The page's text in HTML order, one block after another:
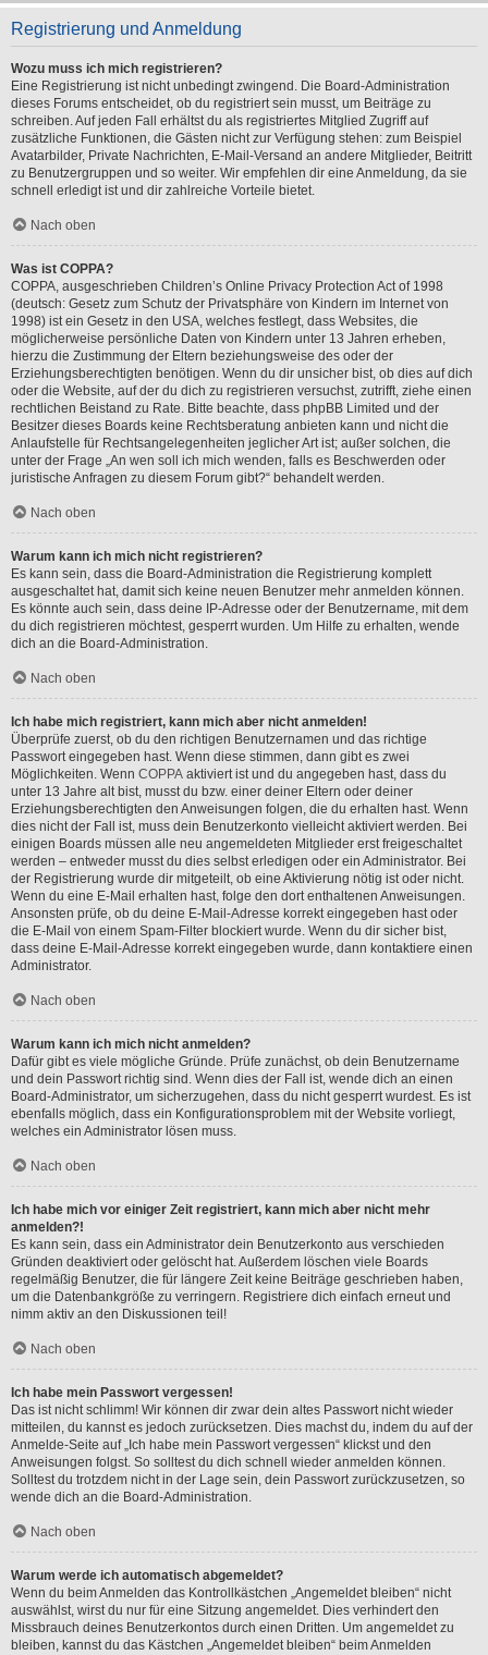
Registrierung und Anmeldung
Wozu muss ich mich registrieren?
Eine Registrierung ist nicht unbedingt zwingend. Die Board-Administration
dieses Forums entscheidet, ob du registriert sein musst, um Beiträge zu
schreiben. Auf jeden Fall erhältst du als registriertes Mitglied Zugriff auf
zusätzliche Funktionen, die Gästen nicht zur Verfügung stehen: zum Beispiel
Avatarbilder, Private Nachrichten, E-Mail-Versand an andere Mitglieder, Beitritt
zu Benutzergruppen und so weiter. Wir empfehlen dir eine Anmeldung, da sie
schnell erledigt ist und dir zahlreiche Vorteile bietet.
Nach oben
Was ist COPPA?
COPPA, ausgeschrieben Children’s Online Privacy Protection Act of 1998
(deutsch: Gesetz zum Schutz der Privatsphäre von Kindern im Internet von
1998) ist ein Gesetz in den USA, welches festlegt, dass Websites, die
möglicherweise persönliche Daten von Kindern unter 13 Jahren erheben,
hierzu die Zustimmung der Eltern beziehungsweise des oder der
Erziehungsberechtigten benötigen. Wenn du dir unsicher bist, ob dies auf dich
oder die Website, auf der du dich zu registrieren versuchst, zutrifft, ziehe einen
rechtlichen Beistand zu Rate. Bitte beachte, dass phpBB Limited und der
Besitzer dieses Boards keine Rechtsberatung anbieten kann und nicht die
Anlaufstelle für Rechtsangelegenheiten jeglicher Art ist; außer solchen, die
unter der Frage „An wen soll ich mich wenden, falls es Beschwerden oder
juristische Anfragen zu diesem Forum gibt?“ behandelt werden.
Nach oben
Warum kann ich mich nicht registrieren?
Es kann sein, dass die Board-Administration die Registrierung komplett
ausgeschaltet hat, damit sich keine neuen Benutzer mehr anmelden können.
Es könnte auch sein, dass deine IP-Adresse oder der Benutzername, mit dem
du dich registrieren möchtest, gesperrt wurden. Um Hilfe zu erhalten, wende
dich an die Board-Administration.
Nach oben
Ich habe mich registriert, kann mich aber nicht anmelden!
Überprüfe zuerst, ob du den richtigen Benutzernamen und das richtige
Passwort eingegeben hast. Wenn diese stimmen, dann gibt es zwei
Möglichkeiten. Wenn COPPA aktiviert ist und du angegeben hast, dass du
unter 13 Jahre alt bist, musst du bzw. einer deiner Eltern oder deiner
Erziehungsberechtigten den Anweisungen folgen, die du erhalten hast. Wenn
dies nicht der Fall ist, muss dein Benutzerkonto vielleicht aktiviert werden. Bei
einigen Boards müssen alle neu angemeldeten Mitglieder erst freigeschaltet
werden – entweder musst du dies selbst erledigen oder ein Administrator. Bei
der Registrierung wurde dir mitgeteilt, ob eine Aktivierung nötig ist oder nicht.
Wenn du eine E-Mail erhalten hast, folge den dort enthaltenen Anweisungen.
Ansonsten prüfe, ob du deine E-Mail-Adresse korrekt eingegeben hast oder
die E-Mail von einem Spam-Filter blockiert wurde. Wenn du dir sicher bist,
dass deine E-Mail-Adresse korrekt eingegeben wurde, dann kontaktiere einen
Administrator.
Nach oben
Warum kann ich mich nicht anmelden?
Dafür gibt es viele mögliche Gründe. Prüfe zunächst, ob dein Benutzername
und dein Passwort richtig sind. Wenn dies der Fall ist, wende dich an einen
Board-Administrator, um sicherzugehen, dass du nicht gesperrt wurdest. Es ist
ebenfalls möglich, dass ein Konfigurationsproblem mit der Website vorliegt,
welches ein Administrator lösen muss.
Nach oben
Ich habe mich vor einiger Zeit registriert, kann mich aber nicht mehr
anmelden?!
Es kann sein, dass ein Administrator dein Benutzerkonto aus verschieden
Gründen deaktiviert oder gelöscht hat. Außerdem löschen viele Boards
regelmäßig Benutzer, die für längere Zeit keine Beiträge geschrieben haben,
um die Datenbankgröße zu verringern. Registriere dich einfach erneut und
nimm aktiv an den Diskussionen teil!
Nach oben
Ich habe mein Passwort vergessen!
Das ist nicht schlimm! Wir können dir zwar dein altes Passwort nicht wieder
mitteilen, du kannst es jedoch zurücksetzen. Dies machst du, indem du auf der
Anmelde-Seite auf „Ich habe mein Passwort vergessen“ klickst und den
Anweisungen folgst. So solltest du dich schnell wieder anmelden können.
Solltest du trotzdem nicht in der Lage sein, dein Passwort zurückzusetzen, so
wende dich an die Board-Administration.
Nach oben
Warum werde ich automatisch abgemeldet?
Wenn du beim Anmelden das Kontrollkästchen „Angemeldet bleiben“ nicht
auswählst, wirst du nur für eine Sitzung angemeldet. Dies verhindert den
Missbrauch deines Benutzerkontos durch einen Dritten. Um angemeldet zu
bleiben, kannst du das Kästchen „Angemeldet bleiben“ beim Anmelden